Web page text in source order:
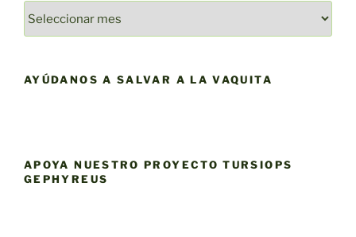
YAQU
AYÚDANOS A SALVAR A LA VAQUITA
APOYA NUESTRO PROYECTO TURSIOPS
GEPHYREUS